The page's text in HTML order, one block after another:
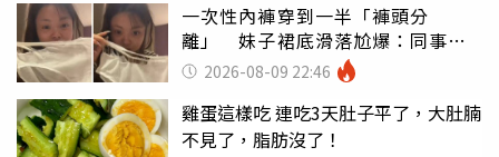
一次性內褲穿到一半「褲頭分
離」 妹子裙底滑落尬爆：同事全
看光2026-08-09 22:46
雞蛋這樣吃 連吃3天肚子平了，大肚腩
不見了，脂肪沒了！